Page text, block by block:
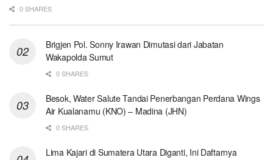
0 SHARES
Brigjen Pol. Sonny Irawan Dimutasi dari Jabatan
Wakapolda Sumut
0 SHARES
Besok, Water Salute Tandai Penerbangan Perdana Wings
Air Kualanamu (KNO) – Madina (JHN)
0 SHARES
Lima Kajari di Sumatera Utara Diganti, Ini Daftarnya